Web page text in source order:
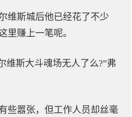
维斯城后他已经花了不少
里赚上一笔呢。
维斯大斗魂场无人了么?”弗
些嚣张，但工作人员却丝毫